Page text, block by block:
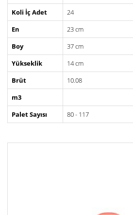
Koli İç Adet
24
En
23 cm
Boy
37 cm
Yükseklik
14 cm
Brüt
10.08
m3
Palet Sayısı
80 - 117